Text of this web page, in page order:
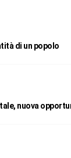
di un popolo
nuova